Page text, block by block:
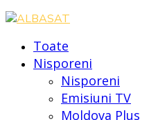
Toate
Nisporeni
Nisporeni
Emisiuni TV
Moldova Plus